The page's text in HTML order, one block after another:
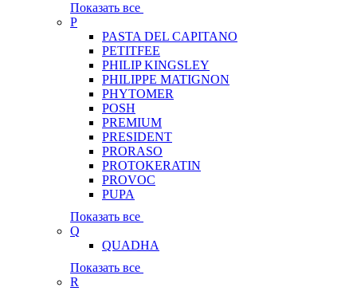
Показать все
P
PASTA DEL CAPITANO
PETITFEE
PHILIP KINGSLEY
PHILIPPE MATIGNON
PHYTOMER
POSH
PREMIUM
PRESIDENT
PRORASO
PROTOKERATIN
PROVOC
PUPA
Показать все
Q
QUADHA
Показать все
R